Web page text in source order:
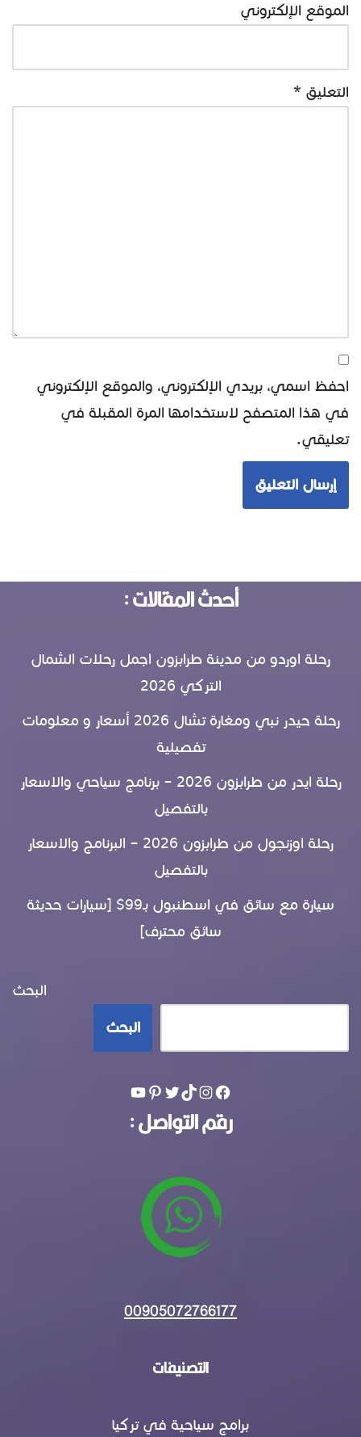
الموقع الإلكتروني
التعليق *
احفظ اسمي، بريدي الإلكتروني، والموقع الإلكتروني
في هذا المتصفح لاستخدامها المرة المقبلة في
تعليقي.
أحدث المقالات :
رحلة اوردو من مدينة طرابزون اجمل رحلات الشمال
التركي 2026
رحلة حيدر نبي ومغارة تشال 2026 أسعار و معلومات
تفصيلية
رحلة ايدر من طرابزون 2026 – برنامج سياحي والاسعار
بالتفصيل
رحلة اوزنجول من طرابزون 2026 – البرنامج والاسعار
بالتفصيل
سيارة مع سائق في اسطنبول بـ99$ [سيارات حديثة
سائق محترف]
البحث
البحث
رقم التواصل :
00905072766177
التصنيفات
برامج سياحية في تركيا